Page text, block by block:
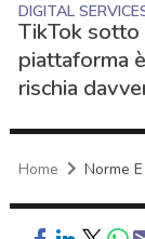
DIGITAL
TikTok
piattaforma
rischia
Home Norme